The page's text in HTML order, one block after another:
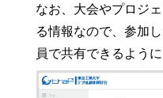
なお、大会やプロジ
る情報なので、参加
員で共有できるよう